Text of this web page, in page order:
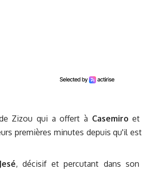
Zizou qui a offert à Casemiro et
premières minutes depuis qu'il est
Jesé, décisif et percutant dans son